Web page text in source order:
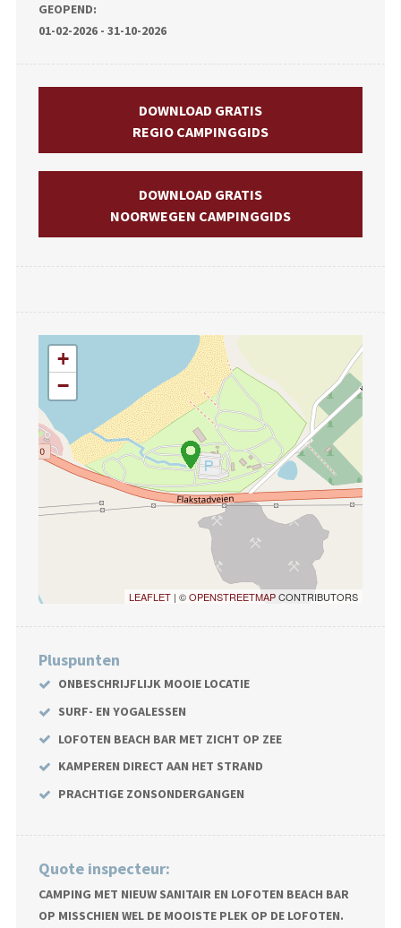
GEOPEND:
01-02-2026 - 31-10-2026
DOWNLOAD GRATIS
REGIO CAMPINGGIDS
DOWNLOAD GRATIS
NOORWEGEN CAMPINGGIDS
+
−
LEAFLET | ©OPENSTREETMAPCONTRIBUTORS
Pluspunten
ONBESCHRIJFLIJK MOOIE LOCATIE
SURF- EN YOGALESSEN
LOFOTEN BEACH BAR MET ZICHT OP ZEE
KAMPEREN DIRECT AAN HET STRAND
PRACHTIGE ZONSONDERGANGEN
Quote inspecteur:
CAMPING MET NIEUW SANITAIR EN LOFOTEN BEACH BAR
OP MISSCHIEN WEL DE MOOISTE PLEK OP DE LOFOTEN.